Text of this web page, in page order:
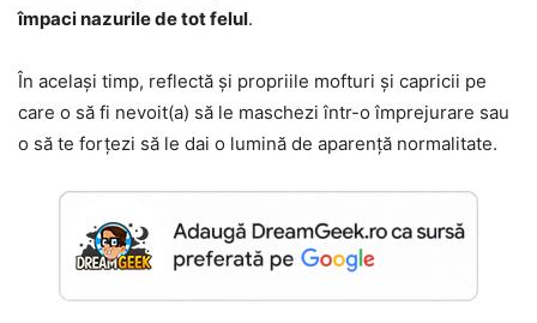
împaci nazurile de tot felul.
În același timp, reflectă și propriile mofturi și capricii pe
care o să fi nevoit(a) să le maschezi într-o împrejurare sau
o să te forțezi să le dai o lumină de aparență normalitate.